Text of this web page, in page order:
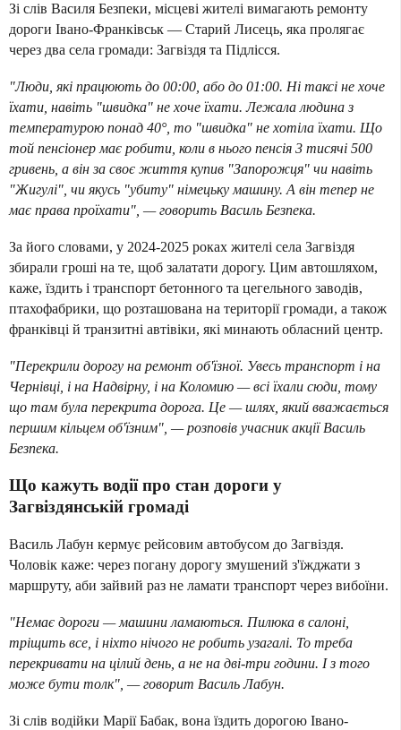
Зі слів Василя Безпеки, місцеві жителі вимагають ремонту
дороги Івано-Франківськ — Старий Лисець, яка пролягає
через два села громади: Загвіздя та Підлісся.
"Люди, які працюють до 00:00, або до 01:00. Ні таксі не хоче
їхати, навіть "швидка" не хоче їхати. Лежала людина з
температурою понад 40°, то "швидка" не хотіла їхати. Що
той пенсіонер має робити, коли в нього пенсія 3 тисячі 500
гривень, а він за своє життя купив "Запорожця" чи навіть
"Жигулі", чи якусь "убиту" німецьку машину. А він тепер не
має права проїхати", — говорить Василь Безпека.
За його словами, у 2024-2025 роках жителі села Загвіздя
збирали гроші на те, щоб залатати дорогу. Цим автошляхом,
каже, їздить і транспорт бетонного та цегельного заводів,
птахофабрики, що розташована на території громади, а також
франківці й транзитні автівіки, які минають обласний центр.
"Перекрили дорогу на ремонт об'їзної. Увесь транспорт і на
Чернівці, і на Надвірну, і на Коломию — всі їхали сюди, тому
що там була перекрита дорога. Це — шлях, який вважається
першим кільцем об'їзним", — розповів учасник акції Василь
Безпека.
Що кажуть водії про стан дороги у
Загвіздянській громаді
Василь Лабун кермує рейсовим автобусом до Загвіздя.
Чоловік каже: через погану дорогу змушений з'їжджати з
маршруту, аби зайвий раз не ламати транспорт через вибоїни.
"Немає дороги — машини ламаються. Пилюка в салоні,
тріщить все, і ніхто нічого не робить узагалі. То треба
перекривати на цілий день, а не на дві-три години. І з того
може бути толк", — говорит Василь Лабун.
Зі слів водійки Марії Бабак, вона їздить дорогою Івано-